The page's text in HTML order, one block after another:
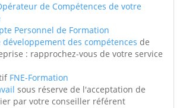
de Compétences de votre
Personnel de Formation
développement des compétences de
: rapprochez-vous de votre service
FNE-Formation
sous réserve de l'acceptation de
par votre conseiller référent